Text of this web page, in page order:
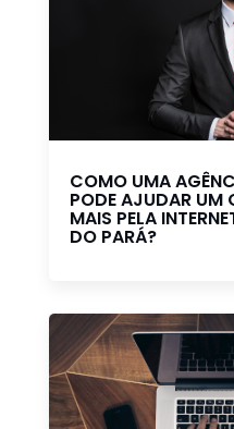
COMO UMA
PODE AJUDAR UM
MAIS PELA
DO PARÁ?